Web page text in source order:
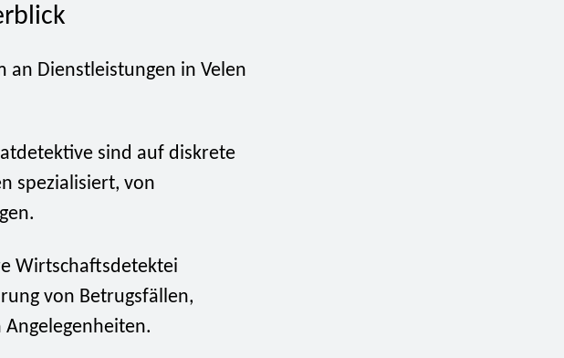
an Dienstleistungen in Velen
sind auf diskrete
spezialisiert, von
Wirtschaftsdetektei
von Betrugsfällen,